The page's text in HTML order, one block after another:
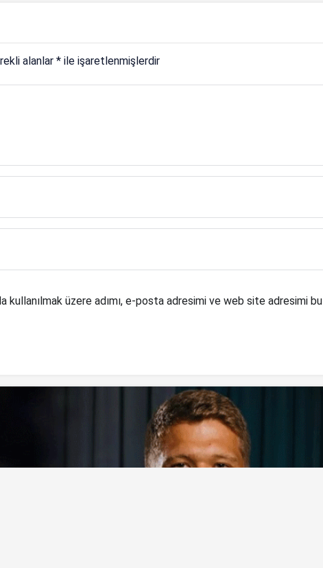
alanlar * ile işaretlenmişlerdir
kullanılmak üzere adımı, e-posta adresimi ve web site adresimi bu